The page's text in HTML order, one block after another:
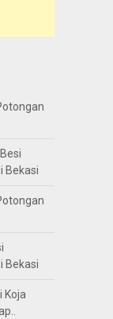
Bekasi
Bekasi
Koja